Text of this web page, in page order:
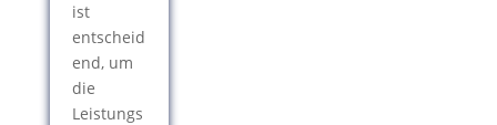
ist
entscheid
end, um
die
Leistungs